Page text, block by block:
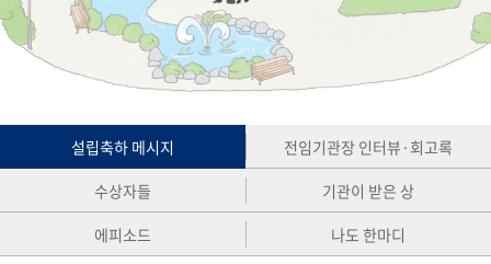
성과 50선 숫자로 보는 50년 50
주년 광장
세계와 함께 한 KIHASA
VR 역사관
설립축하 메시지
전임기관장 인터뷰·회고록
수상자들
기관이 받은 상
에피소드
나도 한마디